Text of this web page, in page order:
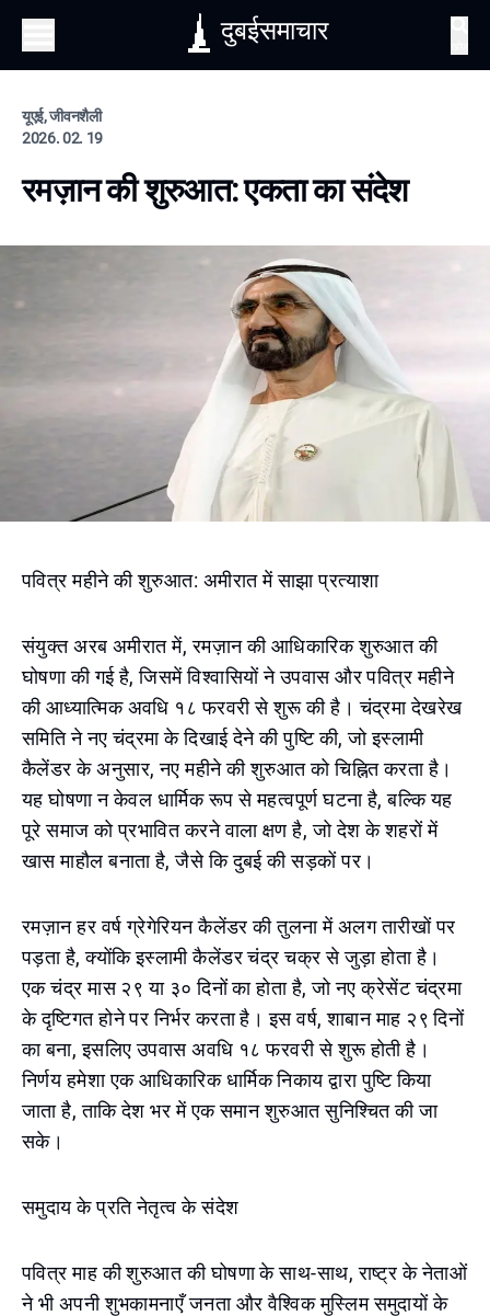
दुबईसमाचार
यूएई, जीवनशैली
2026. 02. 19
रमज़ान की शुरुआत: एकता का संदेश
पवित्र महीने की शुरुआत: अमीरात में साझा प्रत्याशा
संयुक्त अरब अमीरात में, रमज़ान की आधिकारिक शुरुआत की
घोषणा की गई है, जिसमें विश्वासियों ने उपवास और पवित्र महीने
की आध्यात्मिक अवधि १८ फरवरी से शुरू की है। चंद्रमा देखरेख
समिति ने नए चंद्रमा के दिखाई देने की पुष्टि की, जो इस्लामी
कैलेंडर के अनुसार, नए महीने की शुरुआत को चिह्नित करता है।
यह घोषणा न केवल धार्मिक रूप से महत्वपूर्ण घटना है, बल्कि यह
पूरे समाज को प्रभावित करने वाला क्षण है, जो देश के शहरों में
खास माहौल बनाता है, जैसे कि दुबई की सड़कों पर।
रमज़ान हर वर्ष ग्रेगेरियन कैलेंडर की तुलना में अलग तारीखों पर
पड़ता है, क्योंकि इस्लामी कैलेंडर चंद्र चक्र से जुड़ा होता है।
एक चंद्र मास २९ या ३० दिनों का होता है, जो नए क्रेसेंट चंद्रमा
के दृष्टिगत होने पर निर्भर करता है। इस वर्ष, शाबान माह २९ दिनों
का बना, इसलिए उपवास अवधि १८ फरवरी से शुरू होती है।
निर्णय हमेशा एक आधिकारिक धार्मिक निकाय द्वारा पुष्टि किया
जाता है, ताकि देश भर में एक समान शुरुआत सुनिश्चित की जा
सके।
समुदाय के प्रति नेतृत्व के संदेश
पवित्र माह की शुरुआत की घोषणा के साथ-साथ, राष्ट्र के नेताओं
ने भी अपनी शुभकामनाएँ जनता और वैश्विक मुस्लिम समुदायों के